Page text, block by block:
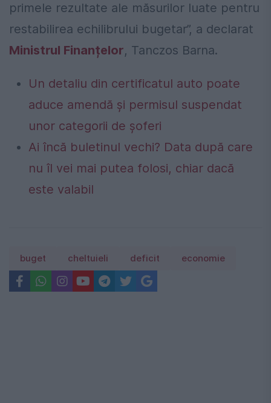
primele rezultate ale măsurilor luate pentru
restabilirea echilibrului bugetar”, a declarat
Ministrul Finanțelor, Tanczos Barna.
Un detaliu din certificatul auto poate
aduce amendă și permisul suspendat
unor categorii de șoferi
Ai încă buletinul vechi? Data după care
nu îl vei mai putea folosi, chiar dacă
este valabil
buget cheltuieli deficit economie